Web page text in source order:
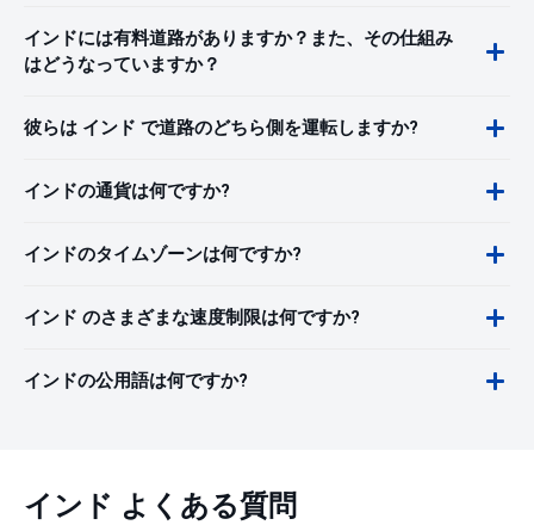
インドには有料道路がありますか？また、その仕組み
はどうなっていますか？
彼らは インド で道路のどちら側を運転しますか?
インドの通貨は何ですか?
インドのタイムゾーンは何ですか?
インド のさまざまな速度制限は何ですか?
インドの公用語は何ですか?
インド よくある質問